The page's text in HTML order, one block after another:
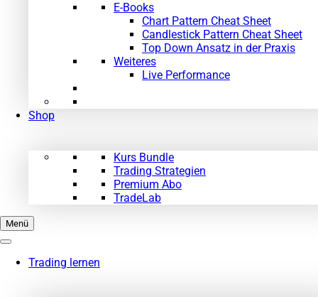
E-Books
Chart Pattern Cheat Sheet
Candlestick Pattern Cheat Sheet
Top Down Ansatz in der Praxis
Weiteres
Live Performance
Shop
Kurs Bundle
Trading Strategien
Premium Abo
TradeLab
Menü
Trading lernen